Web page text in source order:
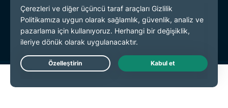
Hizmet Koşulları
Çerez Tercihleri
Live Chat